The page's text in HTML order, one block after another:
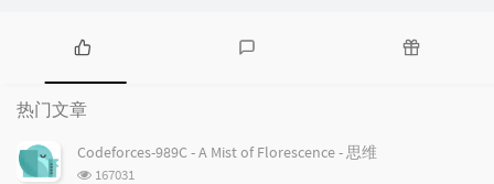
热
门
文
章
论
热门文章
Codeforces-989C - A Mist of Florescence - 思维
浏
167031